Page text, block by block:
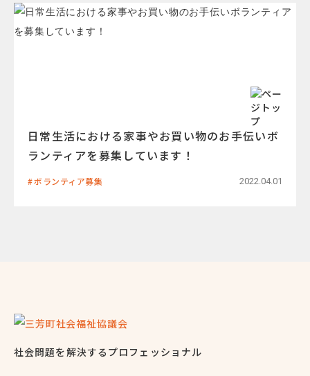
日常生活における家事やお買い物のお手伝いボ
ランティアを募集しています！
ボランティア募集 2022.04.01
社会問題を解決するプロフェッショナル